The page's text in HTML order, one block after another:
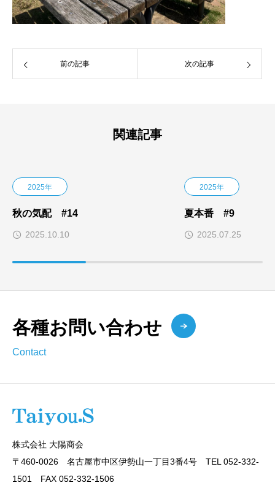
前の記事 次の記事
関連記事
2025年
秋の気配 #14
2025.10.10
2025年
夏本番 #9
2025.07.25
各種お問い合わせ
Contact
株式会社 大陽商会
〒460-0026 名古屋市中区伊勢山一丁目3番4号 TEL 052-332-
1501 FAX 052-332-1506